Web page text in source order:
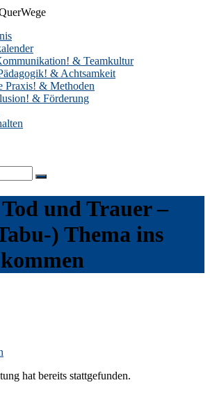
& Teamkultur
& Achtsamkeit
Praxis! & Methoden
& Förderung
und Trauer –
) Thema ins
hat bereits stattgefunden.